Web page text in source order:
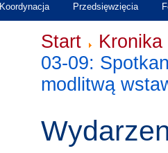
Koordynacja Przedsięwzięcia
Start
Kronika
03-09:
modlitwą